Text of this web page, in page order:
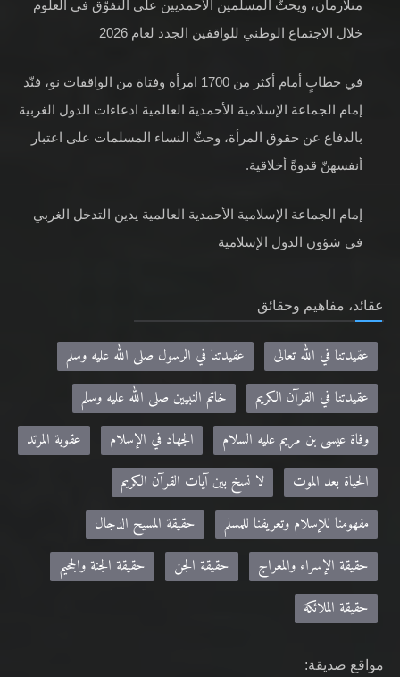
في خطابٍ أمام أكثر من 1700 امرأة وفتاة من الواقفات نو، فنّد
إمام الجماعة الإسلامية الأحمدية العالمية ادعاءات الدول الغربية
بالدفاع عن حقوق المرأة، وحثّ النساء المسلمات على اعتبار
إمام الجماعة الإسلامية الأحمدية العالمية يدين التدخل الغربي
عقيدتنا في الله تعالى
عقيدتنا في الرسول صلى الله عليه وسلم
عقيدتنا في القرآن الكريم
خاتم النبيين صلى الله عليه وسلم
وفاة عيسى بن مريم عليه السلام
الجهاد في الإسلام
الحياة بعد الموت
لا نسخ بين آيات القرآن الكريم
مفهومنا للإسلام وتعريفنا للمسلم
حقيقة المسيح الدجال
حقيقة الإسراء والمعراج
حقيقة الجن
حقيقة الجنة والجحيم
حقيقة الملائكة
مواقع صديقة:
Khilafa.net - موقع حضرة مرزا مسرور أحمد نصره الله